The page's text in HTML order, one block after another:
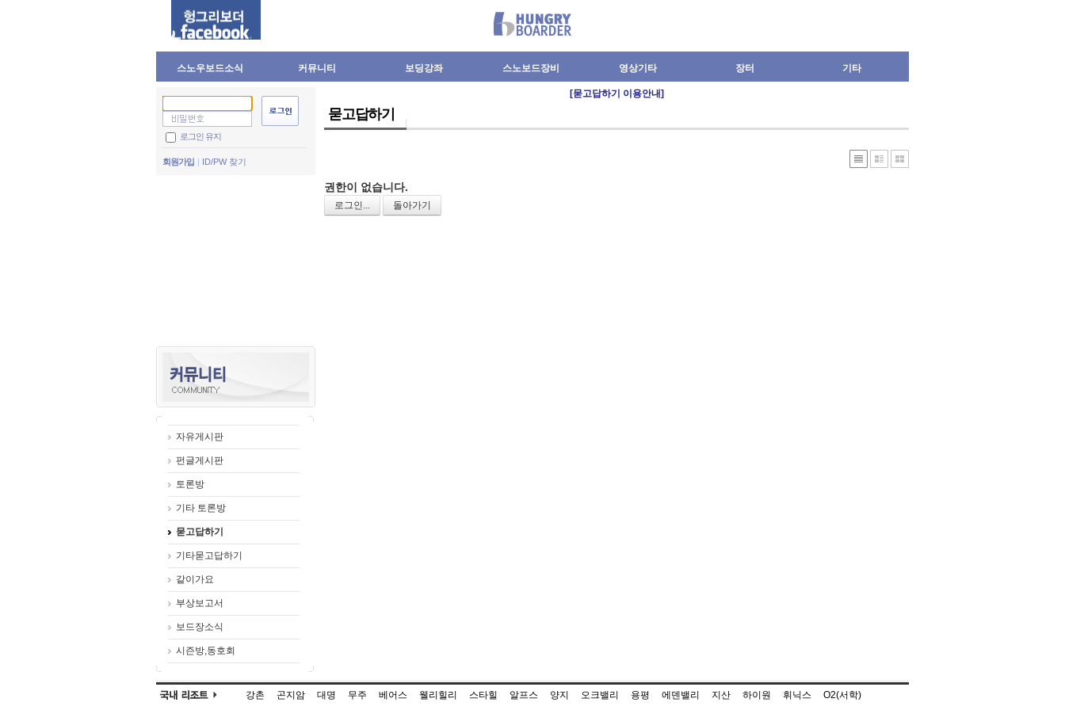
스노우보드소식 커뮤니티 보딩강좌 스노보드장비 영상기타 장터 기타
로그인 유지
회원가입 ID/PW 찾기
자유게시판
펀글게시판
토론방
기타 토론방
묻고답하기
기타묻고답하기
같이가요
부상보고서
보드장소식
시즌방,동호회
[묻고답하기 이용안내]
묻고답하기
권한이 없습니다.
로그인... 돌아가기
강촌 곤지암 대명 무주 베어스 웰리힐리 스타힐 알프스 양지 오크밸리 용평 에덴밸리 지산 하이원 휘닉스 O2(서학)